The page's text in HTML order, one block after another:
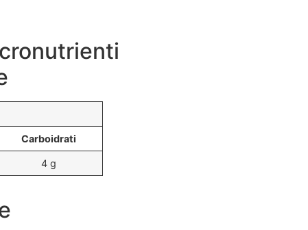
Carboidrati
4 g